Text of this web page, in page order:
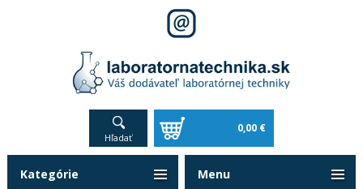
Hľadať
0,00 €
Kategórie Menu